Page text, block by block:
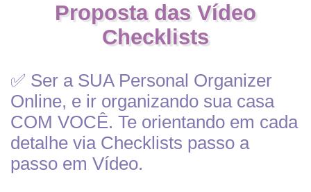
Proposta das Vídeo
Checklists
✅ Ser a SUA Personal Organizer
Online, e ir organizando sua casa
COM VOCÊ. Te orientando em cada
detalhe via Checklists passo a
passo em Vídeo.